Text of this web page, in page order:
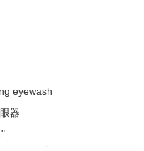
eyewash
器